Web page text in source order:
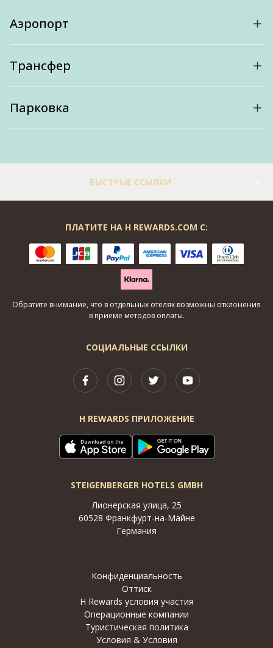
Аэропорт
Трансфер
Парковка
БЫСТРЫЕ ССЫЛКИ
СОЦИАЛЬНЫЕ ССЫЛКИ
H REWARDS ПРИЛОЖЕНИЕ
STEIGENBERGER HOTELS GMBH
Лионерская улица, 25
60528 Франкфурт-на-Майне
Германия
ПЛАТИТЕ НА H REWARDS.COM С:
Обратите внимание, что в отдельных отелях возможны отклонения
в приеме методов оплаты.
Конфиденциальность
Оттиск
H Rewards условия участия
Операционные компании
Туристическая политика
Условия & Условия